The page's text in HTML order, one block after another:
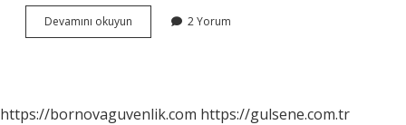
Devamını okuyun
Cilalı
2 Yorum
https://bornovaguvenlik.com https://gulsene.com.tr